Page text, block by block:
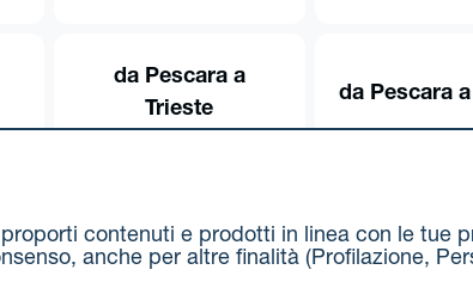
da Pescara a
Trieste
da Pescara
contenuti e prodotti in linea con le tue
anche per altre finalità (Profilazione,